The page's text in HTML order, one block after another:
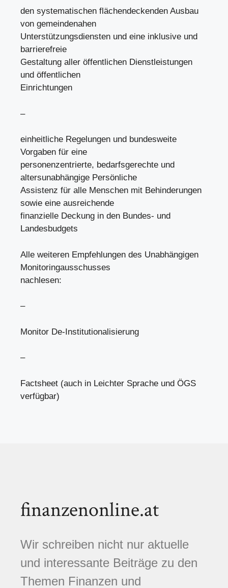
den systematischen flächendeckenden Ausbau
von gemeindenahen
Unterstützungsdiensten und eine inklusive und
barrierefreie
Gestaltung aller öffentlichen Dienstleistungen
und öffentlichen
Einrichtungen
–
einheitliche Regelungen und bundesweite
Vorgaben für eine
personenzentrierte, bedarfsgerechte und
altersunabhängige Persönliche
Assistenz für alle Menschen mit Behinderungen
sowie eine ausreichende
finanzielle Deckung in den Bundes- und
Landesbudgets
Alle weiteren Empfehlungen des Unabhängigen
Monitoringausschusses
nachlesen:
–
Monitor De-Institutionalisierung
–
Factsheet (auch in Leichter Sprache und ÖGS
verfügbar)
finanzenonline.at
Wir schreiben nicht nur aktuelle
und interessante Beiträge zu den
Themen Finanzen und